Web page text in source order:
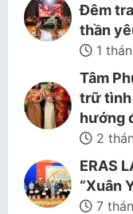
Đêm
thần
1
Tâm
trữ tình
hướng
2
ERAS
“Xuân
7